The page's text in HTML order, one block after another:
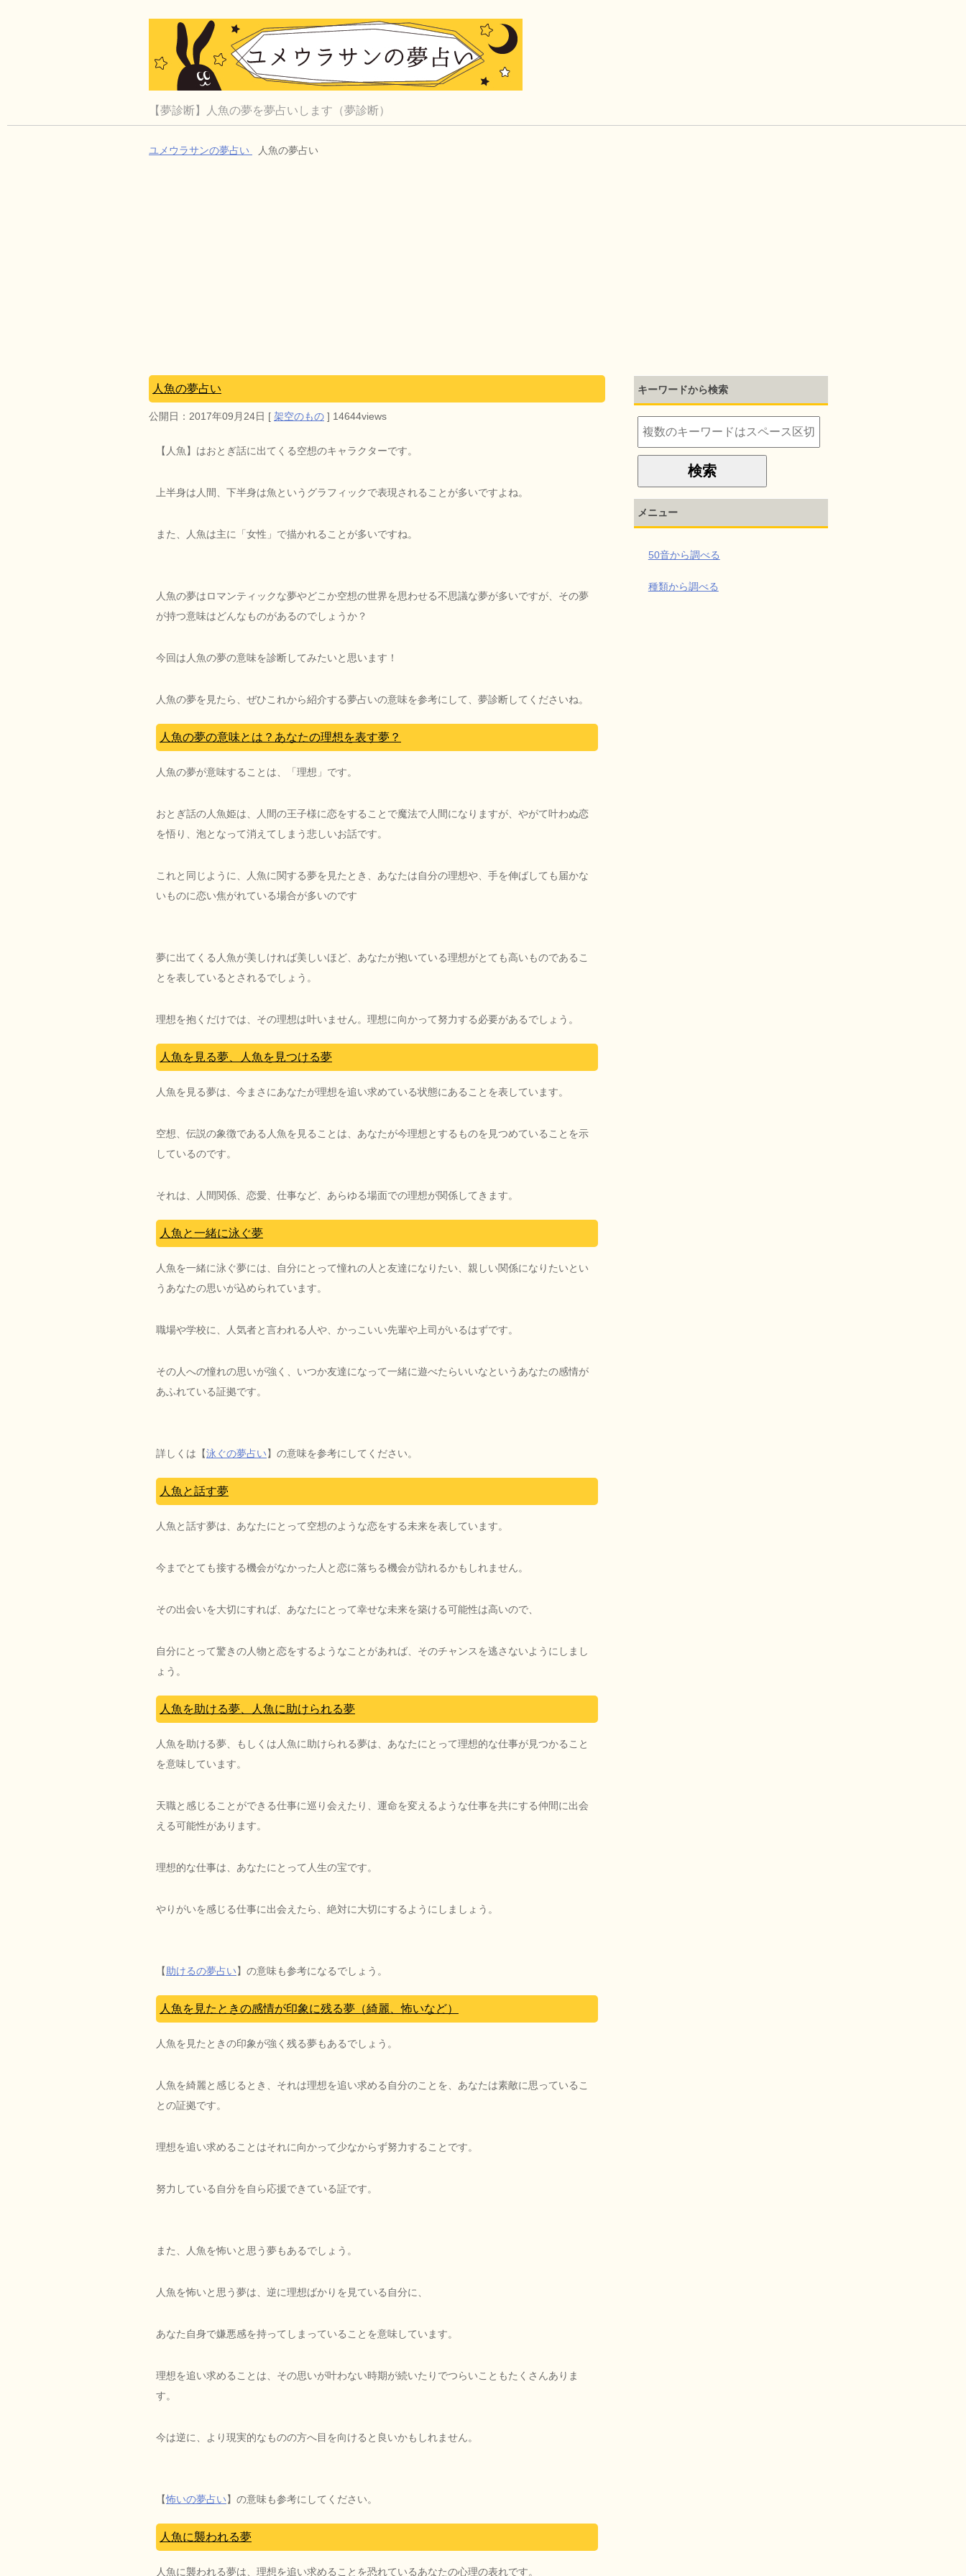
【夢診断】人魚の夢を夢占いします（夢診断）
ユメウラサンの夢占い 人魚の夢占い
人魚の夢占い
公開日： 2017年09月24日 [ 架空のもの ] 14644views
【人魚】はおとぎ話に出てくる空想のキャラクターです。
上半身は人間、下半身は魚というグラフィックで表現されることが多いですよね。
また、人魚は主に「女性」で描かれることが多いですね。
人魚の夢はロマンティックな夢やどこか空想の世界を思わせる不思議な夢が多いですが、その夢
が持つ意味はどんなものがあるのでしょうか？
今回は人魚の夢の意味を診断してみたいと思います！
人魚の夢を見たら、ぜひこれから紹介する夢占いの意味を参考にして、夢診断してくださいね。
人魚の夢の意味とは？あなたの理想を表す夢？
人魚の夢が意味することは、「理想」です。
おとぎ話の人魚姫は、人間の王子様に恋をすることで魔法で人間になりますが、やがて叶わぬ恋
を悟り、泡となって消えてしまう悲しいお話です。
これと同じように、人魚に関する夢を見たとき、あなたは自分の理想や、手を伸ばしても届かな
いものに恋い焦がれている場合が多いのです
夢に出てくる人魚が美しければ美しいほど、あなたが抱いている理想がとても高いものであるこ
とを表しているとされるでしょう。
理想を抱くだけでは、その理想は叶いません。理想に向かって努力する必要があるでしょう。
人魚を見る夢、人魚を見つける夢
人魚を見る夢は、今まさにあなたが理想を追い求めている状態にあることを表しています。
空想、伝説の象徴である人魚を見ることは、あなたが今理想とするものを見つめていることを示
しているのです。
それは、人間関係、恋愛、仕事など、あらゆる場面での理想が関係してきます。
人魚と一緒に泳ぐ夢
人魚を一緒に泳ぐ夢には、自分にとって憧れの人と友達になりたい、親しい関係になりたいとい
うあなたの思いが込められています。
職場や学校に、人気者と言われる人や、かっこいい先輩や上司がいるはずです。
その人への憧れの思いが強く、いつか友達になって一緒に遊べたらいいなというあなたの感情が
あふれている証拠です。
詳しくは【泳ぐの夢占い】の意味を参考にしてください。
人魚と話す夢
人魚と話す夢は、あなたにとって空想のような恋をする未来を表しています。
今までとても接する機会がなかった人と恋に落ちる機会が訪れるかもしれません。
その出会いを大切にすれば、あなたにとって幸せな未来を築ける可能性は高いので、
自分にとって驚きの人物と恋をするようなことがあれば、そのチャンスを逃さないようにしまし
ょう。
人魚を助ける夢、人魚に助けられる夢
人魚を助ける夢、もしくは人魚に助けられる夢は、あなたにとって理想的な仕事が見つかること
を意味しています。
天職と感じることができる仕事に巡り会えたり、運命を変えるような仕事を共にする仲間に出会
える可能性があります。
理想的な仕事は、あなたにとって人生の宝です。
やりがいを感じる仕事に出会えたら、絶対に大切にするようにしましょう。
【助けるの夢占い】の意味も参考になるでしょう。
人魚を見たときの感情が印象に残る夢（綺麗、怖いなど）
人魚を見たときの印象が強く残る夢もあるでしょう。
人魚を綺麗と感じるとき、それは理想を追い求める自分のことを、あなたは素敵に思っているこ
との証拠です。
理想を追い求めることはそれに向かって少なからず努力することです。
努力している自分を自ら応援できている証です。
また、人魚を怖いと思う夢もあるでしょう。
人魚を怖いと思う夢は、逆に理想ばかりを見ている自分に、
あなた自身で嫌悪感を持ってしまっていることを意味しています。
理想を追い求めることは、その思いが叶わない時期が続いたりでつらいこともたくさんありま
す。
今は逆に、より現実的なものの方へ目を向けると良いかもしれません。
【怖いの夢占い】の意味も参考にしてください。
人魚に襲われる夢
人魚に襲われる夢は、理想を追い求めることを恐れているあなたの心理の表れです。
キーワードから検索
メニュー
50音から調べる
種類から調べる